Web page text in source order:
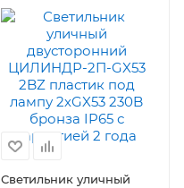
Светильник уличный